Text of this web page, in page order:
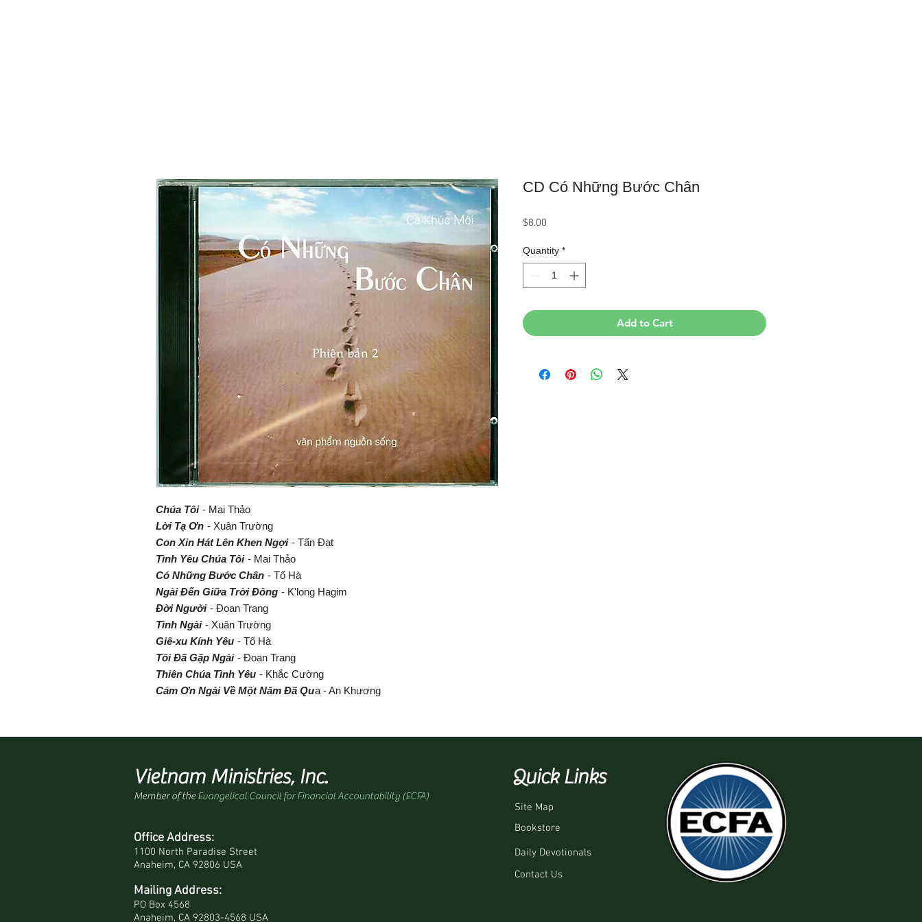
Chúa Tôi - Mai Thảo
Lời Tạ Ơn - Xuân Trường
Con Xin Hát Lên Khen Ngợi - Tấn Đạt
Tình Yêu Chúa Tôi - Mai Thảo
Có Những Bước Chân - Tố Hà
Ngài Đến Giữa Trời Đông - K'long Hagim
Đời Người - Đoan Trang
Tình Ngài - Xuân Trường
Giê-xu Kính Yêu - Tố Hà
Tôi Đã Gặp Ngài - Đoan Trang
Thiên Chúa Tình Yêu - Khắc Cường
Cám Ơn Ngài Về Một Năm Đã Qua - An Khương
CD Có Những Bước Chân
$8.00
Quantity *
Add to Cart
Vietnam Ministries, Inc.
Member of the Evangelical Council for Financial Accountability (ECFA)
Office Address:
1100 North Paradise Street
Anaheim, CA 92806 USA
Mailing Address:
PO Box 4568
Anaheim, CA 92803-4568 USA
Quick Links
Site Map
Bookstore
Daily Devotionals
Contact Us